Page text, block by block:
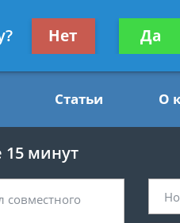
Получите
Статьи О
15 минут
Нет Да